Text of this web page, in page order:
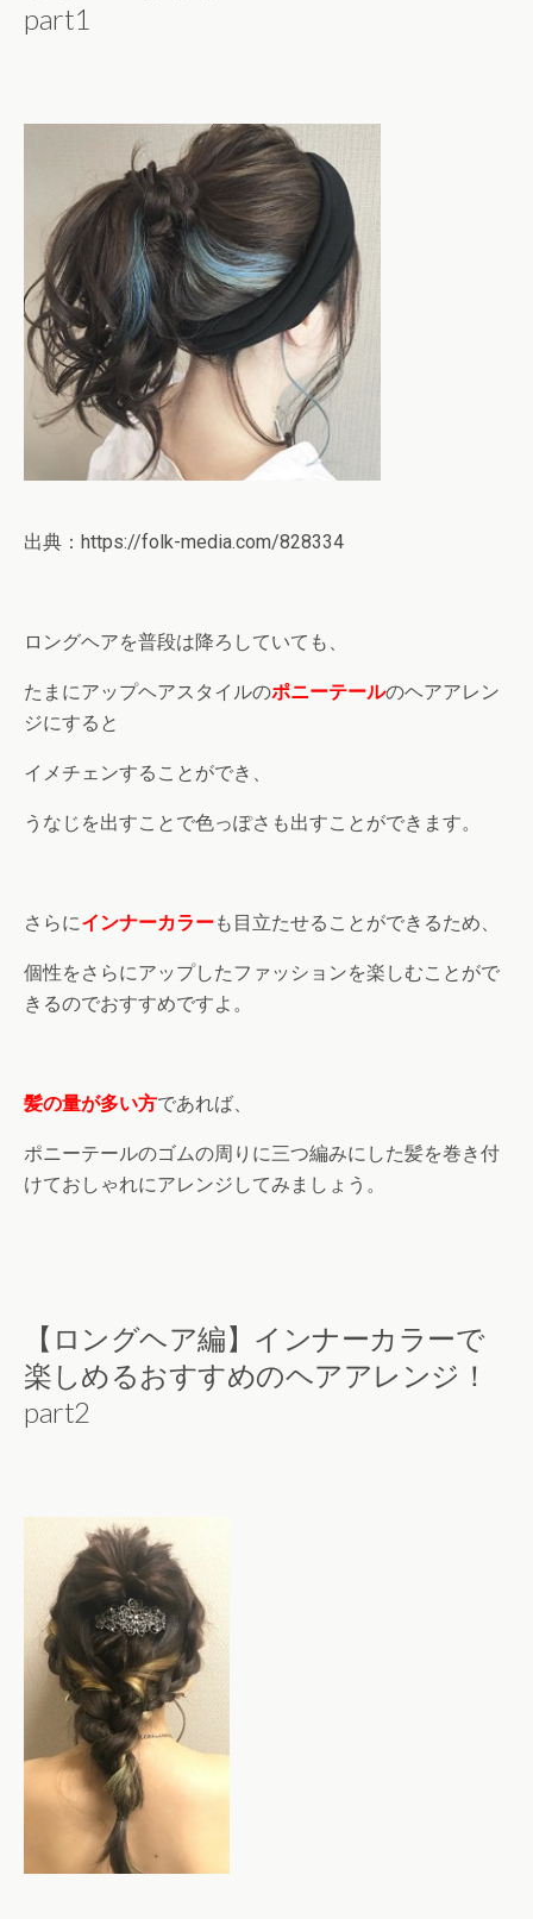
part1
出典：https://folk-media.com/828334
ロングヘアを普段は降ろしていても、
たまにアップヘアスタイルのポニーテールのヘアアレン
ジにすると
イメチェンすることができ、
うなじを出すことで色っぽさも出すことができます。
さらにインナーカラーも目立たせることができるため、
個性をさらにアップしたファッションを楽しむことがで
きるのでおすすめですよ。
髪の量が多い方であれば、
ポニーテールのゴムの周りに三つ編みにした髪を巻き付
けておしゃれにアレンジしてみましょう。
【ロングヘア編】インナーカラーで
楽しめるおすすめのヘアアレンジ！
part2